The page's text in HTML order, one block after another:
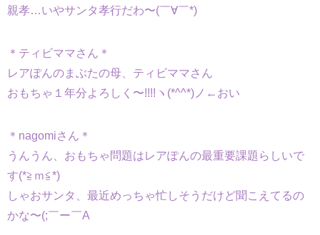
親孝…いやサンタ孝行だわ〜(￣∀￣*)
＊ティビママさん＊
レアぽんのまぶたの母、ティビママさん
おもちゃ１年分よろしく〜!!!!ヽ(*^^*)ノ←おい
＊nagomiさん＊
うんうん、おもちゃ問題はレアぽんの最重要課題らしいで
す(*≧ｍ≦*)
しゃおサンタ、最近めっちゃ忙しそうだけど聞こえてるの
かな〜(;￣ー￣A